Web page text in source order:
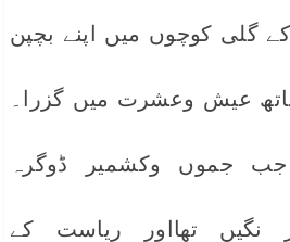
گلی کوچوں میں اپنے بچپن
عیش وعشرت میں گزرا۔
جب جموں وکشمیر ڈوگرہ
نگیں تھااور ریاست کے